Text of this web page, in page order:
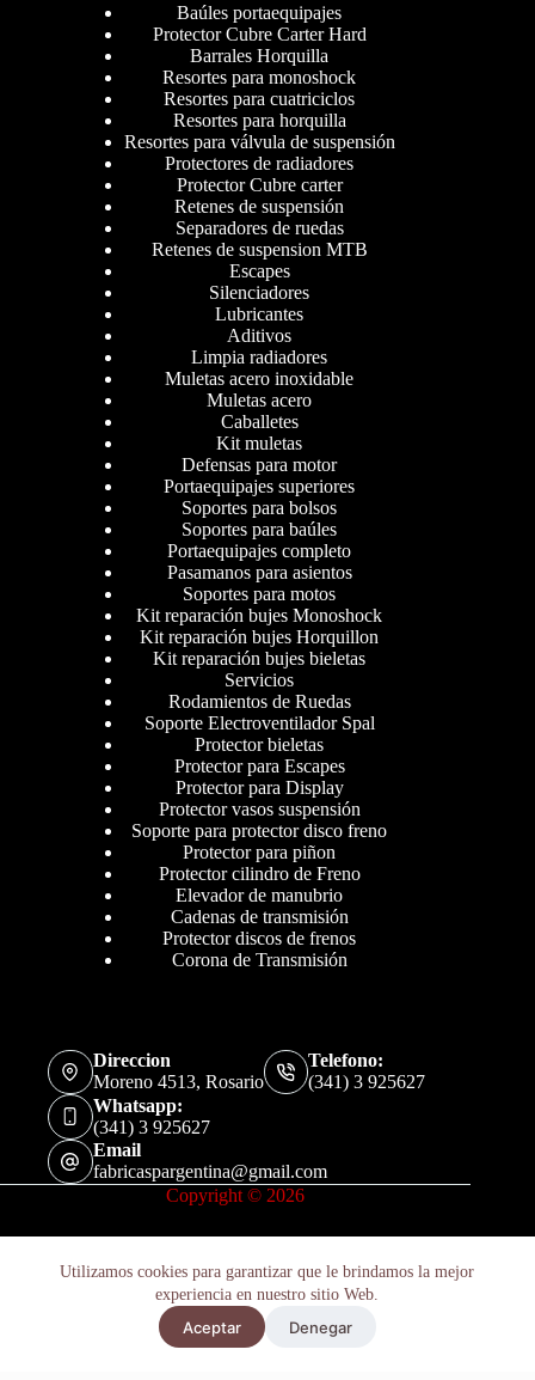
Utilizamos cookies para garantizar que le brindamos la mejor
experiencia en nuestro sitio Web.
Aceptar Denegar
Baúles portaequipajes
Protector Cubre Carter Hard
Barrales Horquilla
Resortes para monoshock
Resortes para cuatriciclos
Resortes para horquilla
Resortes para válvula de suspensión
Protectores de radiadores
Protector Cubre carter
Retenes de suspensión
Separadores de ruedas
Retenes de suspension MTB
Escapes
Silenciadores
Lubricantes
Aditivos
Limpia radiadores
Muletas acero inoxidable
Muletas acero
Caballetes
Kit muletas
Defensas para motor
Portaequipajes superiores
Soportes para bolsos
Soportes para baúles
Portaequipajes completo
Pasamanos para asientos
Soportes para motos
Kit reparación bujes Monoshock
Kit reparación bujes Horquillon
Kit reparación bujes bieletas
Servicios
Rodamientos de Ruedas
Soporte Electroventilador Spal
Protector bieletas
Protector para Escapes
Protector para Display
Protector vasos suspensión
Soporte para protector disco freno
Protector para piñon
Protector cilindro de Freno
Elevador de manubrio
Cadenas de transmisión
Protector discos de frenos
Corona de Transmisión
Direccion
Moreno 4513, Rosario
Telefono:
(341) 3 925627
Whatsapp:
(341) 3 925627
Email
fabricaspargentina@gmail.com
Copyright © 2026